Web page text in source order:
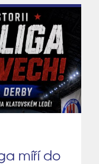
míří do